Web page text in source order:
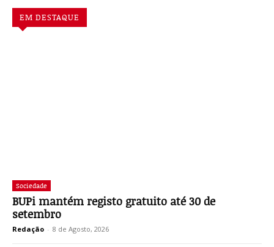
EM DESTAQUE
Sociedade
BUPi mantém registo gratuito até 30 de
setembro
Redação - 8 de Agosto, 2026